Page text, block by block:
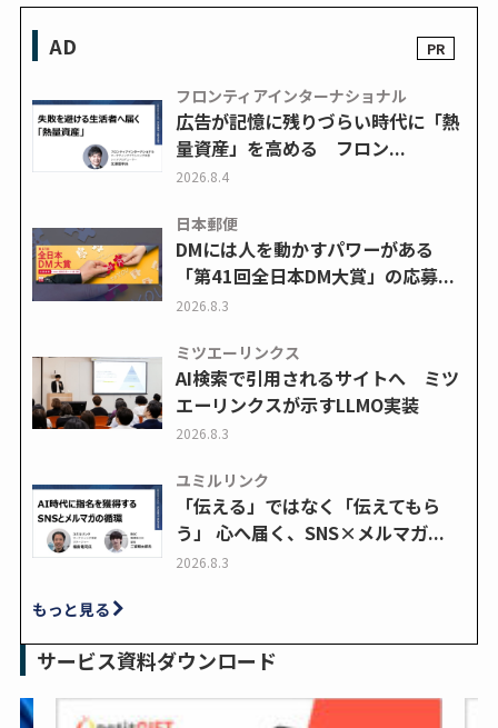
AD
フロンティアインターナショナル
広告が記憶に残りづらい時代に「熱
量資産」を高める フロン...
2026.8.4
日本郵便
DMには人を動かすパワーがある
「第41回全日本DM大賞」の応募...
2026.8.3
ミツエーリンクス
AI検索で引用されるサイトへ ミツ
エーリンクスが示すLLMO実装
2026.8.3
ユミルリンク
「伝える」ではなく「伝えてもら
う」 心へ届く、SNS×メルマガ...
2026.8.3
もっと見る
サービス資料ダウンロード